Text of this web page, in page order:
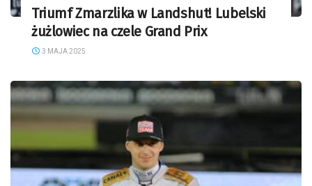
Triumf Zmarzlika w Landshut! Lubelski
żużlowiec na czele Grand Prix
3 MAJA 2025